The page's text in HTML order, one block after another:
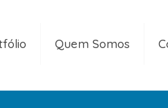
Quem Somos